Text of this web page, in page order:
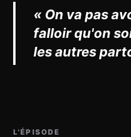
« On va pas
falloir qu'on
les autres
L'ÉPISODE